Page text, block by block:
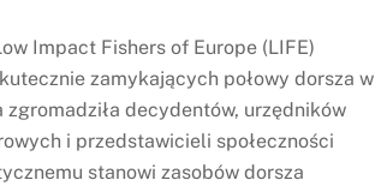
Impact Fishers of Europe (LIFE)
zamykających połowy dorsza w
decydentów, urzędników
i przedstawicieli społeczności
stanowi zasobów dorsza